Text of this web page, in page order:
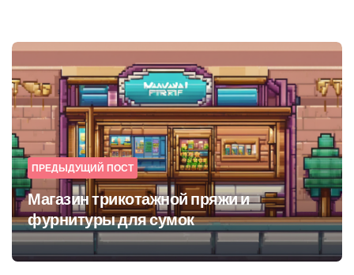
Post
navigation
ПРЕДЫДУЩИЙ ПОСТ
Магазин трикотажной пряжи и
фурнитуры для сумок